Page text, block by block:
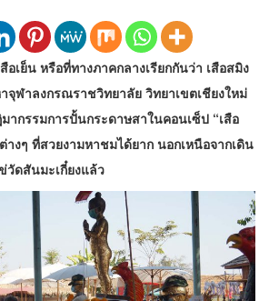
เย็น หรือที่ทางภาคกลางเรียกกันว่า เสือสมิง
ฬาลงกรณราชวิทยาลัย วิทยาเขตเชียงใหม่
กรรมการปั้นกระดาษสาในคอนเซ็ป “เสือ
างๆ ที่สวยงามหาชมได้ยาก นอกเหนือจากเดิน
วัดสันมะเกี๋ยงแล้ว